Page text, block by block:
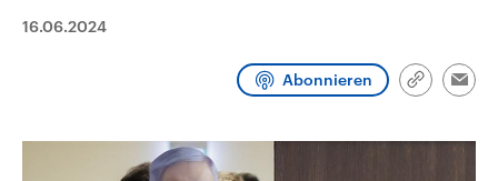
16.06.2024
Abonnieren
Link